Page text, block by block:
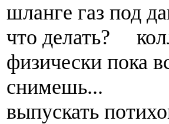
шланге газ под
что делать?
физически пока
снимешь...
выпускать